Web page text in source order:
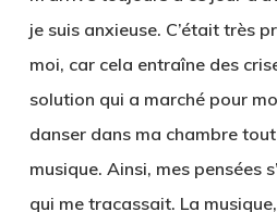
je suis anxieuse. C’était très
moi, car cela entraîne des
solution qui a marché pour
danser dans ma chambre
musique. Ainsi, mes pensées
qui me tracassait. La musique,